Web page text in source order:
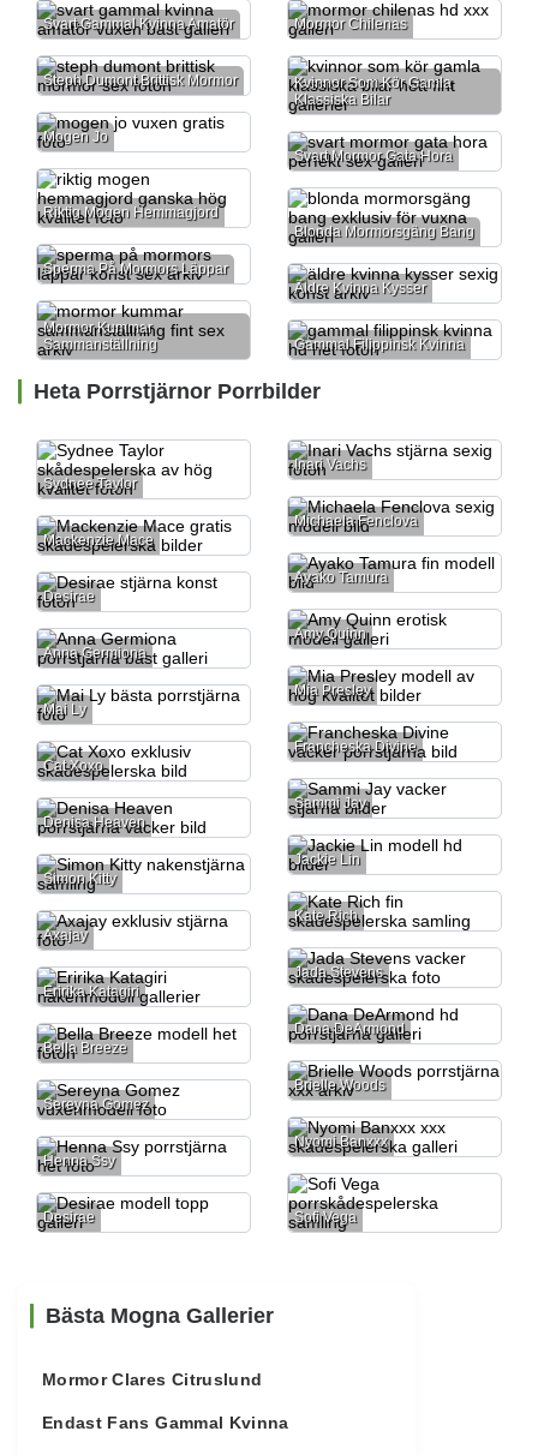
Svart Gammal Kvinna Amatör Mormor Chilenas
Steph Dumont Brittisk Mormor
Kvinnor Som Kör Gamla
Klassiska Bilar
Mogen Jo
Svart Mormor Gata Hora
Riktig Mogen Hemmagjord
Blonda Mormorsgäng Bang
Sperma På Mormors Läppar
Äldre Kvinna Kysser
Mormor Kummar
Sammanställning
Gammal Filippinsk Kvinna
Heta Porrstjärnor Porrbilder
Sydnee Taylor
Inari Vachs
Michaela Fenclova
Mackenzie Mace
Ayako Tamura
Desirae
Amy Quinn
Anna Germiona
Mia Presley
Mai Ly
Francheska Divine
Cat Xoxo
Sammi Jay
Denisa Heaven
Jackie Lin
Simon Kitty
Kate Rich
Axajay
Jada Stevens
Eririka Katagiri
Dana DeArmond
Bella Breeze
Brielle Woods
Sereyna Gomez
Nyomi Banxxx
Henna Ssy
Sofi Vega
Desirae
Bästa Mogna Gallerier
Mormor Clares Citruslund
Endast Fans Gammal Kvinna